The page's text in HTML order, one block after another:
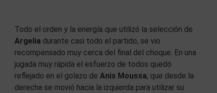
Todo el orden y la energía que utilizó la selección de
Argelia durante casi todo el partido, se vio
recompensado muy cerca del final del choque. En una
jugada muy rápida el esfuerzo de todos quedó
reflejado en el golazo de Anis Moussa, que desde la
derecha se movió hacia la izquierda para utilizar su